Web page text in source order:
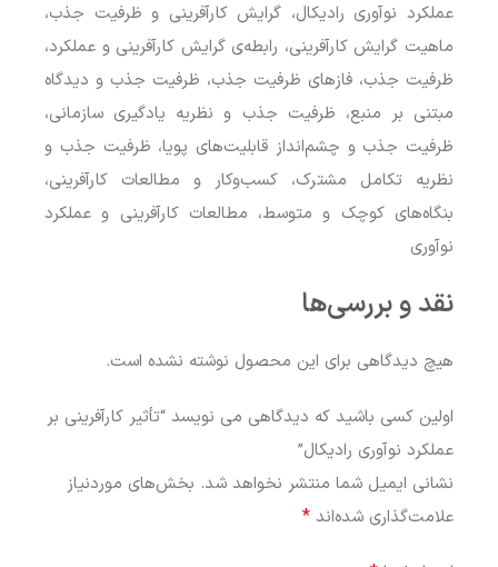
عملکرد نوآوری رادیکال، گرایش کارآفرینی و ظرفیت جذب،
ماهیت گرایش کارآفرینی، رابطه‌ی گرایش کارآفرینی و عملکرد،
ظرفیت جذب، فازهای ظرفیت جذب، ظرفیت جذب و دیدگاه
مبتنی بر منبع، ظرفیت جذب و نظریه یادگیری سازمانی،
ظرفیت جذب و چشم‌انداز قابلیت‌های پویا، ظرفیت جذب و
نظریه تکامل مشترک، کسب‌وکار و مطالعات کارآفرینی،
بنگاه‌های کوچک و متوسط، مطالعات کارآفرینی و عملکرد
نوآوری
نقد و بررسی‌ها
هیچ دیدگاهی برای این محصول نوشته نشده است.
اولین کسی باشید که دیدگاهی می نویسد “تأثیر کارآفرینی بر
عملکرد نوآوری رادیکال”
نشانی ایمیل شما منتشر نخواهد شد. بخش‌های موردنیاز
علامت‌گذاری شده‌اند *